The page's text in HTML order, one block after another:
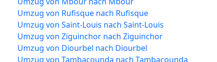
Umzug von Rufisque nach Rufisque
Umzug von Saint-Louis nach Saint-Louis
Umzug von Ziguinchor nach Ziguinchor
Umzug von Diourbel nach Diourbel
Umzug von Tambacounda nach Tambacounda